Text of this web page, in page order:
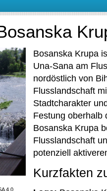
4.0
Bosanska Krupa
Una-Sana am
nordöstlich von
Flusslandschaft
Stadtcharakter
Festung oberhalb
Bosanska Krupa
Flusslandschaft
potenziell
Kurzfakten